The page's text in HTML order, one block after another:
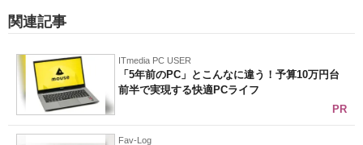
関連記事
ITmedia PC USER
「5年前のPC」とこんなに違う！予算10万円台
前半で実現する快適PCライフ
PR
Fav-Log